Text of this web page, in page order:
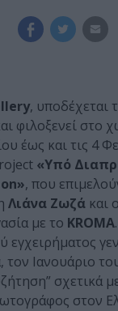
, υποδέχεται
φιλοξενεί στο
έως και τις 4
«Υπό
, που
Λιάνα Ζωζά και
με το KROMA
εγχειρήματος
Ιανουάριο
σχετικά
στον